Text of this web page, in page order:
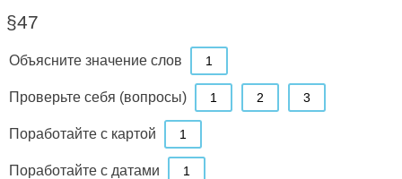
§47
Объясните значение слов 1
Проверьте себя (вопросы) 1 2 3
Поработайте с картой 1
Поработайте с датами 1